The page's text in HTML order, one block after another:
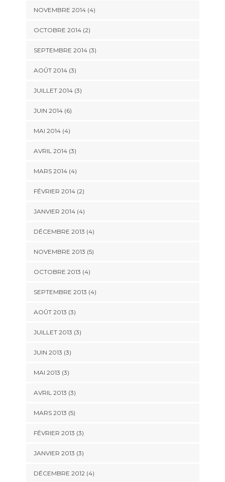
NOVEMBRE 2014(4)
OCTOBRE 2014(2)
SEPTEMBRE 2014(3)
AOÛT 2014(3)
JUILLET 2014(3)
JUIN 2014(6)
MAI 2014(4)
AVRIL 2014(3)
MARS 2014(4)
FÉVRIER 2014(2)
JANVIER 2014(4)
DÉCEMBRE 2013 (4)
NOVEMBRE 2013 (5)
OCTOBRE 2013 (4)
SEPTEMBRE 2013 (4)
AOÛT 2013 (3)
JUILLET 2013 (3)
JUIN 2013 (3)
MAI 2013 (3)
AVRIL 2013 (3)
MARS 2013 (5)
FÉVRIER 2013 (3)
JANVIER 2013 (3)
DÉCEMBRE 2012(4)